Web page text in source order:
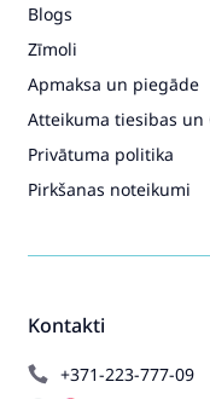
Kontakti
+371-223-777-09
Blogs
Zīmoli
Apmaksa un piegāde
Atteikuma tiesibas un
Privātuma politika
Pirkšanas noteikumi